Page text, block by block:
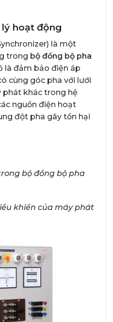
hoạt động
là một
trong bộ đồng bộ pha
là đảm bảo điện áp
cùng góc pha với lưới
phát khác trong hệ
nguồn điện hoạt
đột pha gây tổn hại
bộ đồng bộ pha
khiển của máy phát